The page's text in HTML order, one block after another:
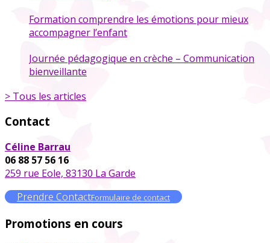
Formation comprendre les émotions pour mieux
accompagner l’enfant
Journée pédagogique en crèche – Communication
bienveillante
> Tous les articles
Contact
Céline Barrau
06 88 57 56 16
259 rue Eole, 83130 La Garde
Prendre ContactFormulaire de contact
Promotions en cours